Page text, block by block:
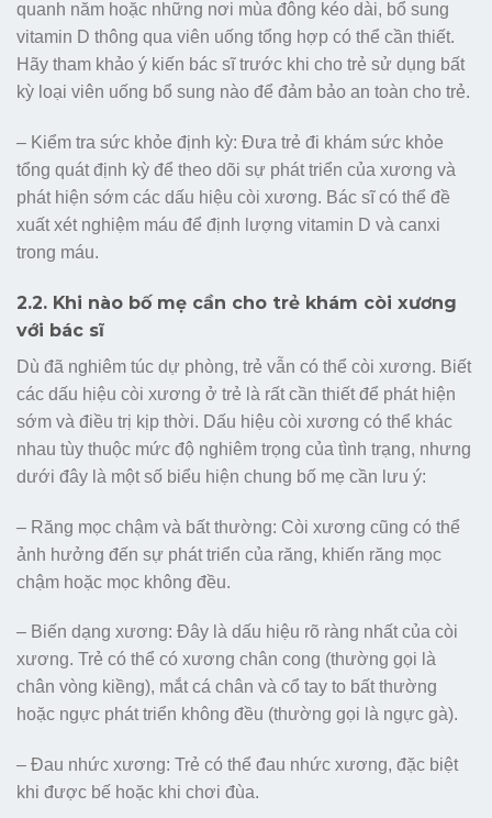
quanh năm hoặc những nơi mùa đông kéo dài, bổ sung
vitamin D thông qua viên uống tổng hợp có thể cần thiết.
Hãy tham khảo ý kiến bác sĩ trước khi cho trẻ sử dụng bất
kỳ loại viên uống bổ sung nào để đảm bảo an toàn cho trẻ.
– Kiểm tra sức khỏe định kỳ: Đưa trẻ đi khám sức khỏe
tổng quát định kỳ để theo dõi sự phát triển của xương và
phát hiện sớm các dấu hiệu còi xương. Bác sĩ có thể đề
xuất xét nghiệm máu để định lượng vitamin D và canxi
trong máu.
2.2. Khi nào bố mẹ cần cho trẻ khám còi xương
với bác sĩ
Dù đã nghiêm túc dự phòng, trẻ vẫn có thể còi xương. Biết
các dấu hiệu còi xương ở trẻ là rất cần thiết để phát hiện
sớm và điều trị kịp thời. Dấu hiệu còi xương có thể khác
nhau tùy thuộc mức độ nghiêm trọng của tình trạng, nhưng
dưới đây là một số biểu hiện chung bố mẹ cần lưu ý:
– Răng mọc chậm và bất thường: Còi xương cũng có thể
ảnh hưởng đến sự phát triển của răng, khiến răng mọc
chậm hoặc mọc không đều.
– Biến dạng xương: Đây là dấu hiệu rõ ràng nhất của còi
xương. Trẻ có thể có xương chân cong (thường gọi là
chân vòng kiềng), mắt cá chân và cổ tay to bất thường
hoặc ngực phát triển không đều (thường gọi là ngực gà).
– Đau nhức xương: Trẻ có thể đau nhức xương, đặc biệt
khi được bế hoặc khi chơi đùa.